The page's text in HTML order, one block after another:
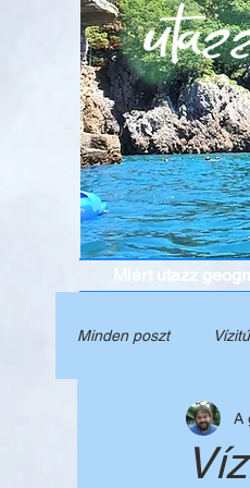
Miért utazz
Minden poszt
A